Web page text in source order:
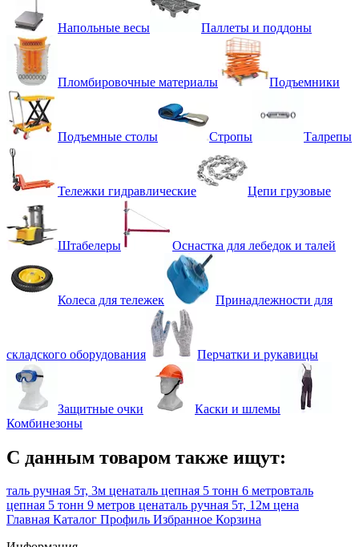
Напольные весы Паллеты и поддоны
Пломбировочные материалы Подъемники
Подъемные столы Стропы Талрепы
Тележки гидравлические Цепи грузовые
Штабелеры Оснастка для лебедок и талей
Колеса для тележек Принадлежности для
складского оборудования Перчатки и рукавицы
Защитные очки
Каски и шлемы
Комбинезоны
С данным товаром также ищут:
таль ручная 5т, 3м ценаталь цепная 5 тонн 6 метровталь
цепная 5 тонн 9 метров ценаталь ручная 5т, 12м цена
Главная Каталог Профиль Избранное Корзина